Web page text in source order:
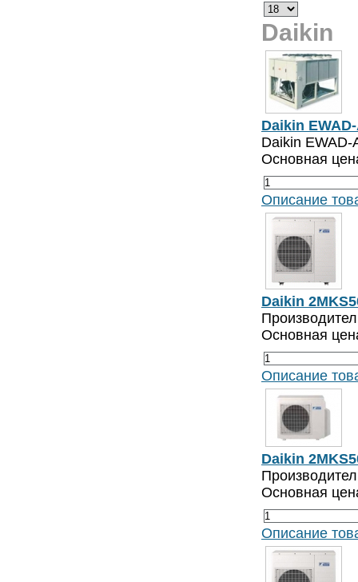
Daikin
Daikin
Daikin EWAD-
Основная
Описание
Daikin
Основная
Описание
Daikin
Основная
Описание